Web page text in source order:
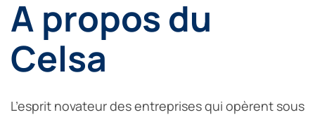
A propos du
Celsa
L’esprit novateur des entreprises qui opèrent sous